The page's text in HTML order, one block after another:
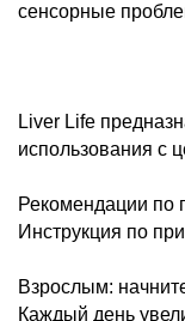
сенсорные
Liver Life
использования с
Рекомендации по
Инструкция по
Взрослым:
Каждый день